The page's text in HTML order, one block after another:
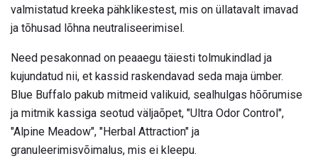
valmistatud kreeka pähklikestest, mis on üllatavalt imavad
ja tõhusad lõhna neutraliseerimisel.
Need pesakonnad on peaaegu täiesti tolmukindlad ja
kujundatud nii, et kassid raskendavad seda maja ümber.
Blue Buffalo pakub mitmeid valikuid, sealhulgas hõõrumise
ja mitmik kassiga seotud väljaõpet, "Ultra Odor Control",
"Alpine Meadow", "Herbal Attraction" ja
granuleerimisvõimalus, mis ei kleepu.